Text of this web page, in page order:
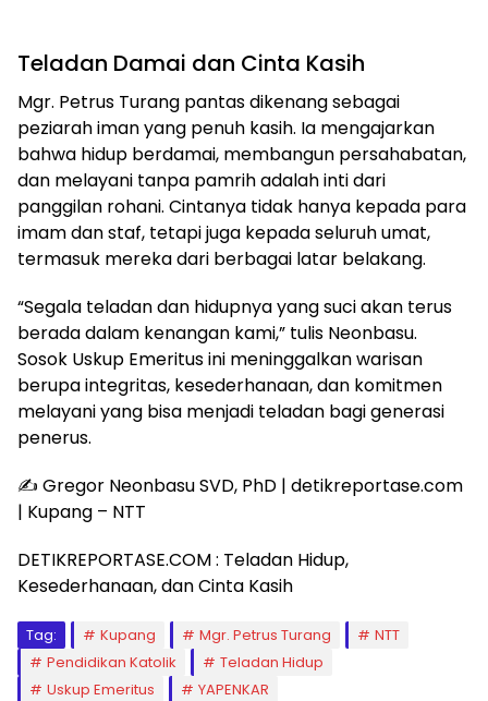
Teladan Damai dan Cinta Kasih
Mgr. Petrus Turang pantas dikenang sebagai
peziarah iman yang penuh kasih. Ia mengajarkan
bahwa hidup berdamai, membangun persahabatan,
dan melayani tanpa pamrih adalah inti dari
panggilan rohani. Cintanya tidak hanya kepada para
imam dan staf, tetapi juga kepada seluruh umat,
termasuk mereka dari berbagai latar belakang.
“Segala teladan dan hidupnya yang suci akan terus
berada dalam kenangan kami,” tulis Neonbasu.
Sosok Uskup Emeritus ini meninggalkan warisan
berupa integritas, kesederhanaan, dan komitmen
melayani yang bisa menjadi teladan bagi generasi
penerus.
✍️ Gregor Neonbasu SVD, PhD | detikreportase.com
| Kupang – NTT
DETIKREPORTASE.COM : Teladan Hidup,
Kesederhanaan, dan Cinta Kasih
Tag: Kupang Mgr. Petrus Turang
NTT
Pendidikan Katolik
Teladan Hidup
Uskup Emeritus
YAPENKAR